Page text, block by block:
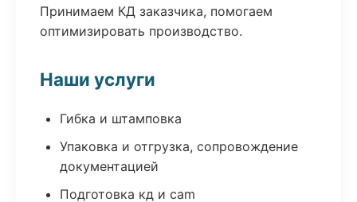
Принимаем КД заказчика, помогаем
оптимизировать производство.
Наши услуги
Гибка и штамповка
Упаковка и отгрузка, сопровождение
документацией
Подготовка кд и cam